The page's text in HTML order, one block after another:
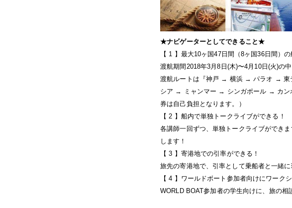
★ナビゲーターとしてできること★
【 1 】最大10ヶ国47日間（8ヶ国36日間）
渡航期間2018年3月8日(木)〜4月10日(火)の
渡航ルートは『神戸 → 横浜 → パラオ → 東
シア → ミャンマー → シンガポール → カン
券は自己負担となります。）
【 2 】船内で単独トークライブができる！
各講師一回ずつ、単独トークライブができ
します！
【 3 】寄港地での引率ができる！
旅先の寄港地で、引率として乗船者と一緒に
【 4 】ワールドボート参加者向けにワーク
WORLD BOAT参加者の学生向けに、旅の